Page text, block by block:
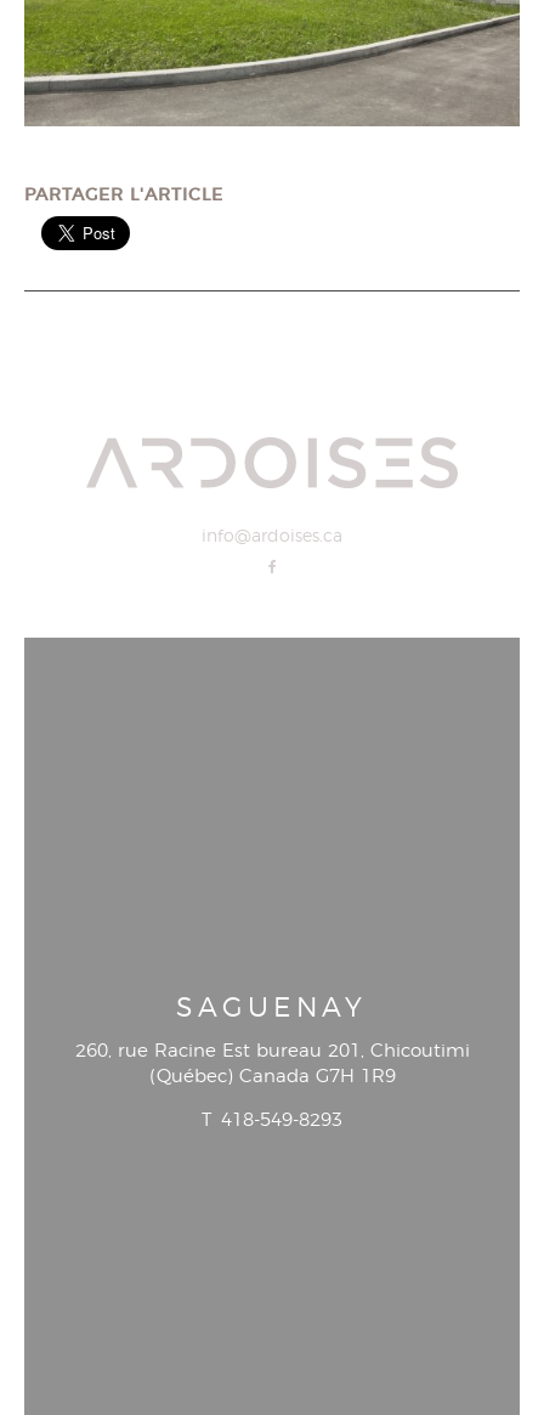
PARTAGER L'ARTICLE
info@ardoises.ca
SAGUENAY
260, rue Racine Est bureau 201
, Chicoutimi
(Québec) Canada G7H 1R9
418-549-8293